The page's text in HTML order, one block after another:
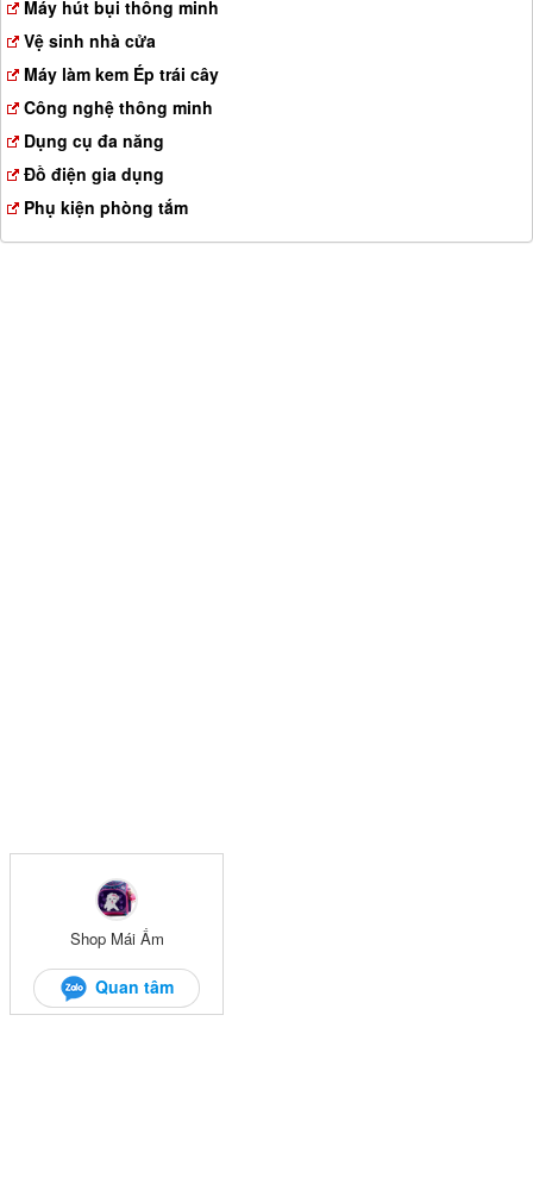
Máy hút bụi thông minh
Vệ sinh nhà cửa
Máy làm kem Ép trái cây
Công nghệ thông minh
Dụng cụ đa năng
Đồ điện gia dụng
Phụ kiện phòng tắm